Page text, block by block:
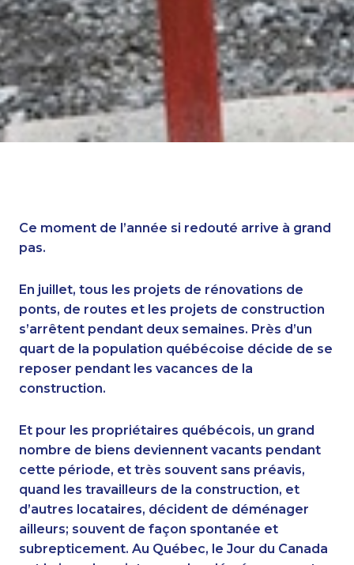
Ce moment de l’année si redouté arrive à grand
pas.
En juillet, tous les projets de rénovations de
ponts, de routes et les projets de construction
s’arrêtent pendant deux semaines. Près d’un
quart de la population québécoise décide de se
reposer pendant les vacances de la
construction.
Et pour les propriétaires québécois, un grand
nombre de biens deviennent vacants pendant
cette période, et très souvent sans préavis,
quand les travailleurs de la construction, et
d’autres locataires, décident de déménager
ailleurs; souvent de façon spontanée et
subrepticement. Au Québec, le Jour du Canada